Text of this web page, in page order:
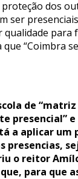
proteção dos
ser
qualidade para
que “Coimbra
de “matriz
presencial” e
a aplicar um
presencias,
o reitor
para que